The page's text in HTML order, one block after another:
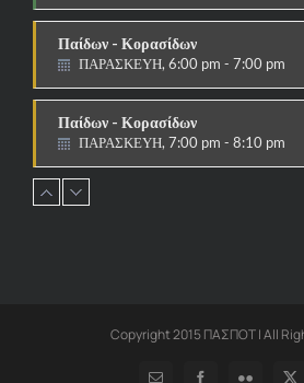
Παίδων - Κορασίδων
ΠΑΡΑΣΚΕΥΗ, 6:00 pm - 7:00 pm
Παίδων - Κορασίδων
ΠΑΡΑΣΚΕΥΗ, 7:00 pm - 8:10 pm
Εφήβων - Νεανίδων
ΑΓΩΝΙΣΤΙΚΟCopyright 2015 ΠΑΣΠΟΤ | All